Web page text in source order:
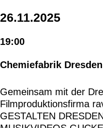
26.11.2025
19:00
Chemiefabrik Dresden
Gemeinsam mit der
Filmproduktionsfirma
GESTALTEN